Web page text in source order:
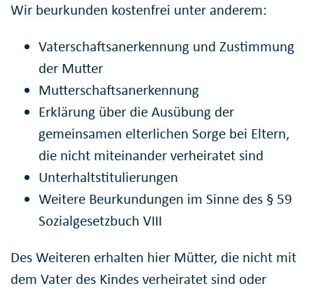
Wir beurkunden kostenfrei unter anderem:
Vaterschaftsanerkennung und Zustimmung
der Mutter
Mutterschaftsanerkennung
Erklärung über die Ausübung der
gemeinsamen elterlichen Sorge bei Eltern,
die nicht miteinander verheiratet sind
Unterhaltstitulierungen
Weitere Beurkundungen im Sinne des § 59
Sozialgesetzbuch VIII
Des Weiteren erhalten hier Mütter, die nicht mit
dem Vater des Kindes verheiratet sind oder